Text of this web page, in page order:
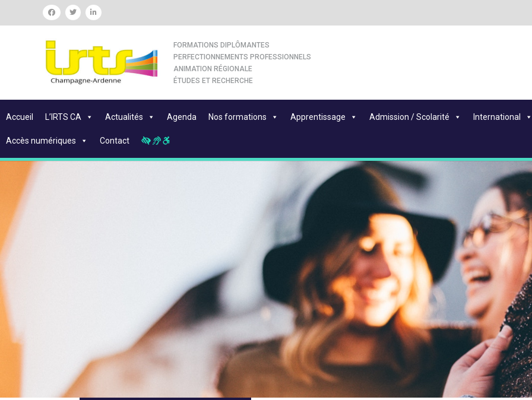
FORMATIONS DIPLÔMANTES
PERFECTIONNEMENTS PROFESSIONNELS
ANIMATION RÉGIONALE
ÉTUDES ET RECHERCHE
Accueil L’IRTS CA Actualités Agenda Nos formations Apprentissage Admission / Scolarité International
Accès numériques Contact